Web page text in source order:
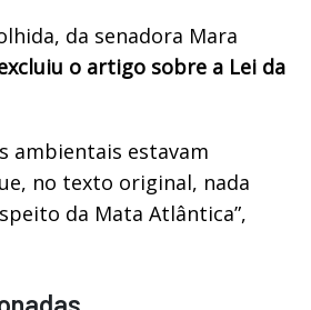
da senadora Mara
o artigo sobre a Lei da
ambientais estavam
no texto original, nada
da Mata Atlântica”,